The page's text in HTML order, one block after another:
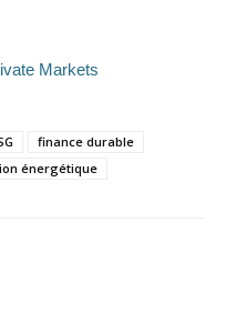
Markets
finance durable
énergétique